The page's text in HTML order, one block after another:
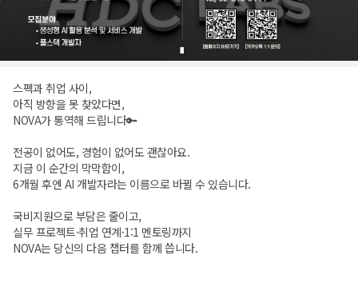
스펙과 취업 사이,
아직 방향을 못 찾았다면,
NOVA가 통역해 드립니다🔑
전공이 없어도, 경험이 없어도 괜찮아요.
지금 이 순간의 막막함이,
6개월 후엔 AI 개발자라는 이름으로 바뀔 수 있습니다.
국비지원으로 부담은 줄이고,
실무 프로젝트·취업 연계·1:1 멘토링까지
NOVA는 당신의 다음 챕터를 함께 씁니다.